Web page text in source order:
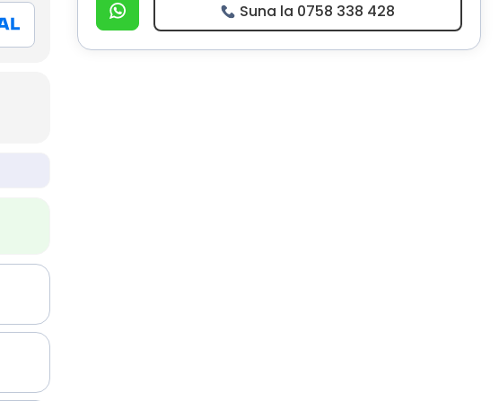
Suna la 0758 338 428